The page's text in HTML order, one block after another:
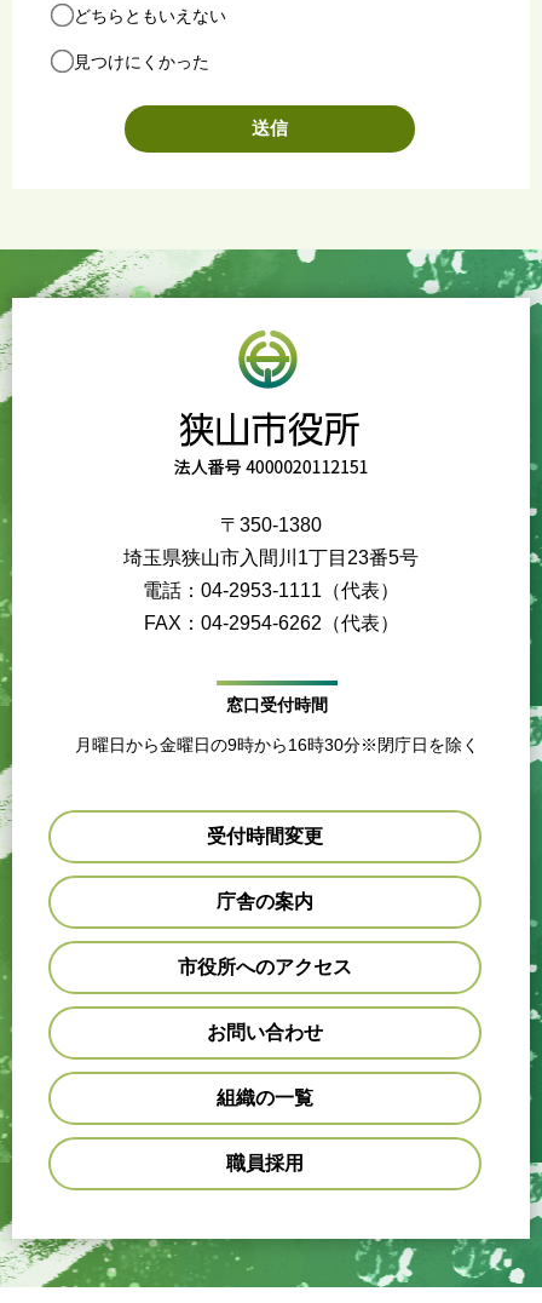
どちらともいえない
見つけにくかった
〒350-1380
埼玉県狭山市入間川1丁目23番5号
電話：04-2953-1111（代表）
FAX：04-2954-6262（代表）
窓口受付時間
月曜日から金曜日の9時から16時30分※閉庁日を除く
受付時間変更
庁舎の案内
市役所へのアクセス
お問い合わせ
組織の一覧
職員採用